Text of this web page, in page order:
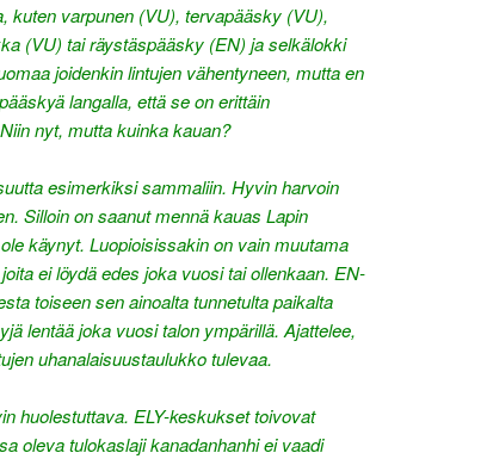
kuten varpunen (VU), tervapääsky (VU),
(VU) tai räystäspääsky (EN) ja selkälokki
joidenkin lintujen vähentyneen, mutta en
langalla, että se on erittäin
nyt, mutta kuinka kauan?
esimerkiksi sammaliin. Hyvin harvoin
Silloin on saanut mennä kauas Lapin
käynyt. Luopioisissakin on vain muutama
ei löydä edes joka vuosi tai ollenkaan. EN-
toiseen sen ainoalta tunnetulta paikalta
lentää joka vuosi talon ympärillä. Ajattelee,
uhanalaisuustaulukko tulevaa.
huolestuttava. ELY-keskukset toivovat
oleva tulokaslaji kanadanhanhi ei vaadi